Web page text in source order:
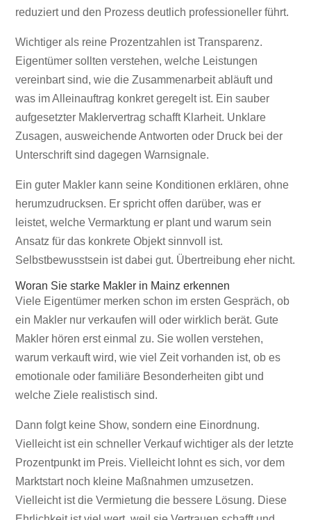
reduziert und den Prozess deutlich professioneller führt.
Wichtiger als reine Prozentzahlen ist Transparenz.
Eigentümer sollten verstehen, welche Leistungen
vereinbart sind, wie die Zusammenarbeit abläuft und
was im Alleinauftrag konkret geregelt ist. Ein sauber
aufgesetzter Maklervertrag schafft Klarheit. Unklare
Zusagen, ausweichende Antworten oder Druck bei der
Unterschrift sind dagegen Warnsignale.
Ein guter Makler kann seine Konditionen erklären, ohne
herumzudrucksen. Er spricht offen darüber, was er
leistet, welche Vermarktung er plant und warum sein
Ansatz für das konkrete Objekt sinnvoll ist.
Selbstbewusstsein ist dabei gut. Übertreibung eher nicht.
Woran Sie starke Makler in Mainz erkennen
Viele Eigentümer merken schon im ersten Gespräch, ob
ein Makler nur verkaufen will oder wirklich berät. Gute
Makler hören erst einmal zu. Sie wollen verstehen,
warum verkauft wird, wie viel Zeit vorhanden ist, ob es
emotionale oder familiäre Besonderheiten gibt und
welche Ziele realistisch sind.
Dann folgt keine Show, sondern eine Einordnung.
Vielleicht ist ein schneller Verkauf wichtiger als der letzte
Prozentpunkt im Preis. Vielleicht lohnt es sich, vor dem
Marktstart noch kleine Maßnahmen umzusetzen.
Vielleicht ist die Vermietung die bessere Lösung. Diese